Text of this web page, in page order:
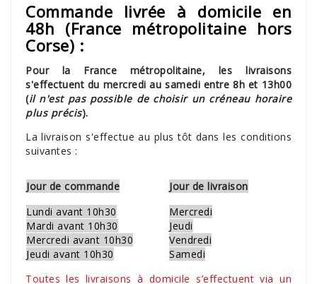
Commande livrée à domicile en
48h (France métropolitaine hors
Corse) :
Pour la France métropolitaine, les livraisons
s'effectuent du mercredi au samedi entre 8h et 13h00
(il n'est pas possible de choisir un créneau horaire
plus précis).
La livraison s'effectue au plus tôt dans les conditions
suivantes :
Jour de commande
Jour de livraison
Lundi avant 10h30
Mercredi
Mardi avant 10h30
Jeudi
Mercredi avant 10h30
Vendredi
Jeudi avant 10h30
Samedi
Toutes les livraisons à domicile s’effectuent via un